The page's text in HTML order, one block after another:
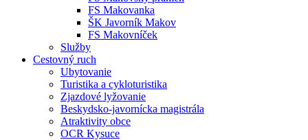
FS Makovanka
ŠK Javorník Makov
FS Makovníček
Služby
Cestovný ruch
Ubytovanie
Turistika a cykloturistika
Zjazdové lyžovanie
Beskydsko-javornícka magistrála
Atraktivity obce
OCR Kysuce